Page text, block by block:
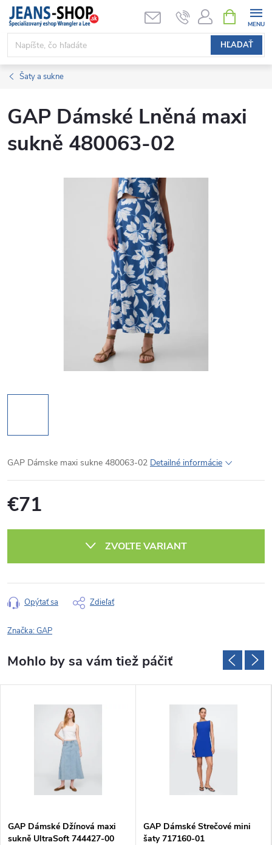
Prejsť
obsah
HĽADAŤ
KOŠÍK
Šaty a sukne
GAP Dámské Lněná maxi
sukně 480063-02
GAP Dámske maxi sukne 480063-02 Detailné informácie
€71
ZVOĽTE VARIANT
Opýtať sa Zdieľať
Značka:GAP
GAP Dámské Džínová maxi
sukně UltraSoft 744427-00
GAP Dámské Strečové mini
šaty 717160-01